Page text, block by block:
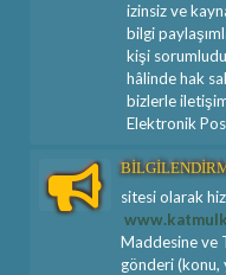
izinsiz ve
bilgi
kişi
hâlinde hak
bizlerle
Elektronik
sitesi olarak
Maddesine ve
gönderi (konu,